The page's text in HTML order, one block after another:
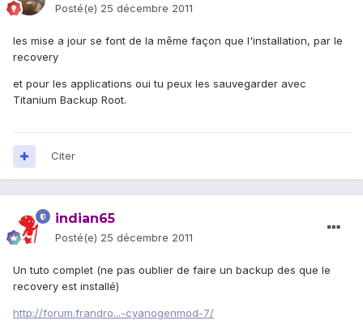
Posté(e) 25 décembre 2011
les mise a jour se font de la même façon que l'installation, par le
recovery
et pour les applications oui tu peux les sauvegarder avec
Titanium Backup Root.
Citer
indian65
Posté(e) 25 décembre 2011
Un tuto complet (ne pas oublier de faire un backup des que le
recovery est installé)
http://forum.frandro...-cyanogenmod-7/